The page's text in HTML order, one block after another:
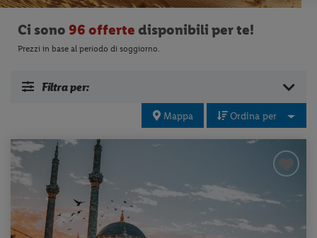
Ci sono 96 offerte disponibili per te!
Prezzi in base al periodo di soggiorno.
Filtra per:
Mappa Ordina per